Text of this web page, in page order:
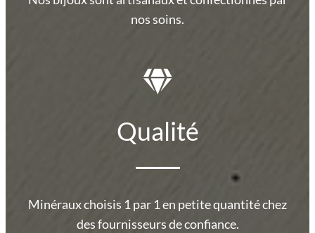
nos soins.
Qualité
Minéraux choisis 1 par 1 en petite quantité chez
des fournisseurs de confiance.